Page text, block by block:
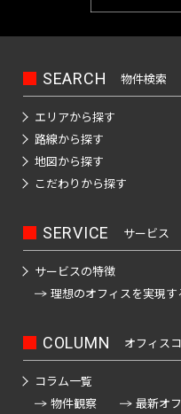
SEARCH 物件検索
エリアから探す
路線から探す
地図から探す
こだわりから探す
SERVICE サービス
サービスの特徴
理想のオフィスを実現
COLUMN オフィス
コラム一覧
物件観察
最新オ